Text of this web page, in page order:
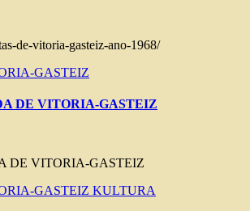
de-vitoria-gasteiz-ano-1968/
GASTEIZ
DE VITORIA-GASTEIZ
DE VITORIA-GASTEIZ
GASTEIZ KULTURA